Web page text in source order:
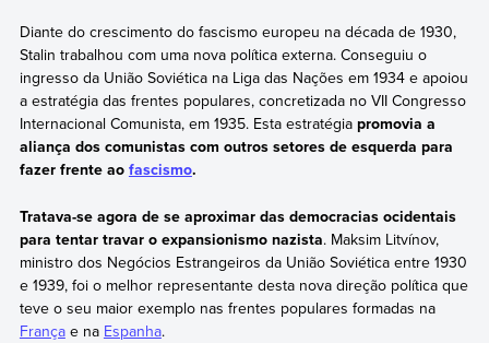
Diante do crescimento do fascismo europeu na década de 1930,
Stalin trabalhou com uma nova política externa. Conseguiu o
ingresso da União Soviética na Liga das Nações em 1934 e apoiou
a estratégia das frentes populares, concretizada no VII Congresso
Internacional Comunista, em 1935. Esta estratégiapromovia a
aliança dos comunistas com outros setores de esquerda para
fazer frente ao fascismo.
Tratava-se agora de se aproximar das democracias ocidentais
para tentar travar o expansionismo nazista. Maksim Litvínov,
ministro dos Negócios Estrangeiros da União Soviética entre 1930
e 1939, foi o melhor representante desta nova direção política que
teve o seu maior exemplo nas frentes populares formadas na
Françae na Espanha.